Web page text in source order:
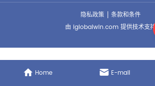
Home E-mail
隐私政策
条款和条件
由 iglobalwin.com 提供技术支持